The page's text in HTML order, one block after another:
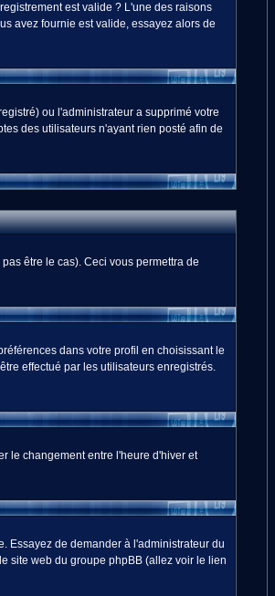
est valide ? L'une des raisons
avez fournie est valide, essayez alors de
ou l'administrateur a supprimé votre
des utilisateurs n'ayant rien posté afin de
être le cas). Ceci vous permettra de
dans votre profil en choisissant le
effectué par les utilisateurs enregistrés.
le changement entre l'heure d'hiver et
Essayez de demander à l'administrateur du
site web du groupe phpBB (allez voir le lien